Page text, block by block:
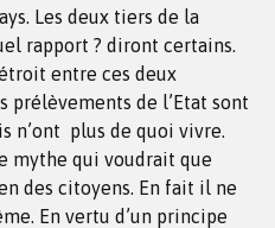
Les deux tiers de la
rapport ? diront certains.
entre ces deux
prélèvements de l’Etat sont
n’ont plus de quoi vivre.
mythe qui voudrait que
des citoyens. En fait il ne
En vertu d’un principe